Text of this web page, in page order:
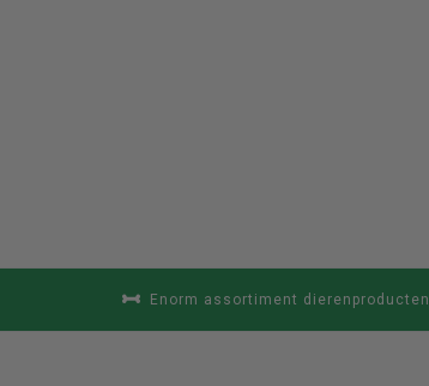
Enorm assortiment dierenproducten